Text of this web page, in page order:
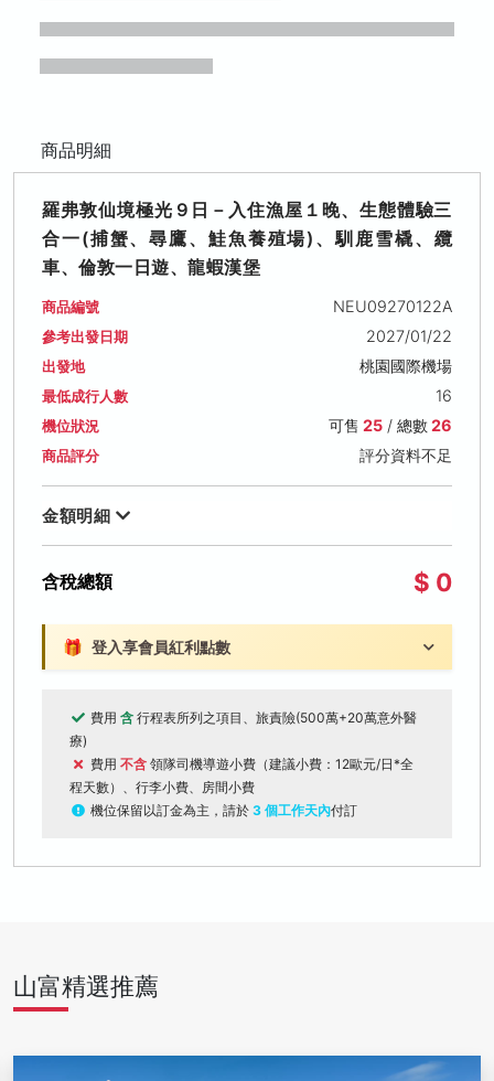
商品明細
羅弗敦仙境極光９日－入住漁屋１晚、生態體驗三
合一(捕蟹、尋鷹、鮭魚養殖場)、馴鹿雪橇、纜
車、倫敦一日遊、龍蝦漢堡
商品編號 NEU09270122A
參考出發日期 2027/01/22
出發地 桃園國際機場
最低成行人數 16
機位狀況 可售 25/ 總數26
商品評分 評分資料不足
金額明細
含稅總額 $ 0
🎁 登入享會員紅利點數
費用 含 行程表所列之項目、旅責險(500萬+20萬意外醫
療)
費用 不含 領隊司機導遊小費（建議小費：12歐元/日*全
程天數）、行李小費、房間小費
機位保留以訂金為主，請於 3 個工作天內付訂
山富精選推薦